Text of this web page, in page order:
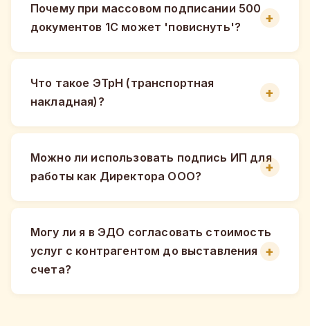
Почему при массовом подписании 500
документов 1С может 'повиснуть'?
Что такое ЭТрН (транспортная
накладная)?
Можно ли использовать подпись ИП для
работы как Директора ООО?
Могу ли я в ЭДО согласовать стоимость
услуг с контрагентом до выставления
счета?